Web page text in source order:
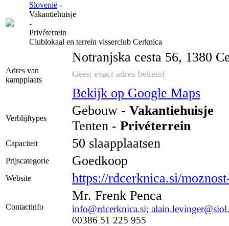
Slovenië -
Vakantiehuisje
-
Privéterrein
Clublokaal en terrein visserclub Cerknica
Adres van
kampplaats
Notranjska cesta 56, 1380
Geen exact adres bekend
Bekijk op Google Maps
Verblijftypes
Gebouw - Vakantiehuisje
Tenten - Privéterrein
Capaciteit 50 slaapplaatsen
Prijscategorie Goedkoop
Website https://rdcerknica.si/
Contactinfo
Mr. Frenk Penca
info@rdcerknica.si;
00386 51 225 955